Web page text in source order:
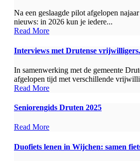
Na een geslaagde pilot afgelopen
nieuws: in 2026 kun je iedere...
Read More
Interviews met Drutense vrijwilligers.
In samenwerking met de gemeente
afgelopen tijd met verschillende
Read More
Seniorengids Druten 2025
Read More
Duofiets lenen in Wijchen: samen